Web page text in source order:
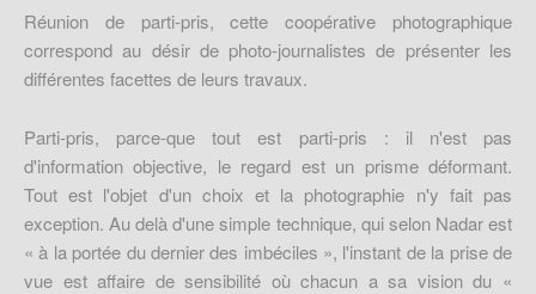
Réunion de parti-pris, cette coopérative photographique
correspond au désir de photo-journalistes de présenter les
différentes facettes de leurs travaux.
Parti-pris, parce-que tout est parti-pris : il n'est pas
d'information objective, le regard est un prisme déformant.
Tout est l'objet d'un choix et la photographie n'y fait pas
exception. Au delà d'une simple technique, qui selon Nadar est
« à la portée du dernier des imbéciles », l'instant de la prise de
vue est affaire de sensibilité où chacun a sa vision du «